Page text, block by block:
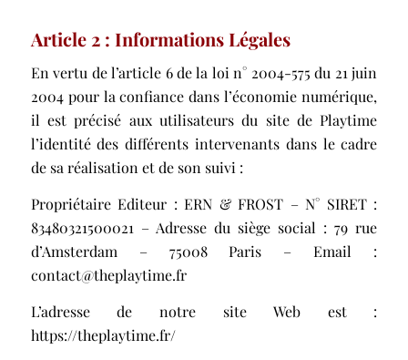
Article 2 : Informations Légales
En vertu de l’article 6 de la loi n° 2004-575 du 21 juin
2004 pour la confiance dans l’économie numérique,
il est précisé aux utilisateurs du site de Playtime
l’identité des différents intervenants dans le cadre
de sa réalisation et de son suivi :
Propriétaire Editeur : ERN & FROST – N° SIRET :
83480321500021 – Adresse du siège social : 79 rue
d’Amsterdam – 75008 Paris – Email :
contact@theplaytime.fr
L’adresse de notre site Web est :
https://theplaytime.fr/